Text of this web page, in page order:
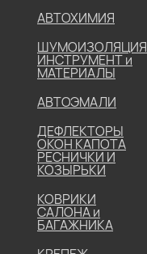
АВТОХИМИЯ
ШУМОИЗОЛЯЦИЯ
ИНСТРУМЕНТ и
МАТЕРИАЛЫ
АВТОЭМАЛИ
ДЕФЛЕКТОРЫ
ОКОН КАПОТА
РЕСНИЧКИ И
КОЗЫРЬКИ
КОВРИКИ
САЛОНА и
БАГАЖНИКА